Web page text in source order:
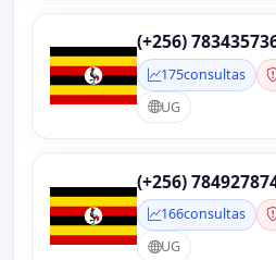
(+256)
175consultas
UG
(+256)
166consultas
UG